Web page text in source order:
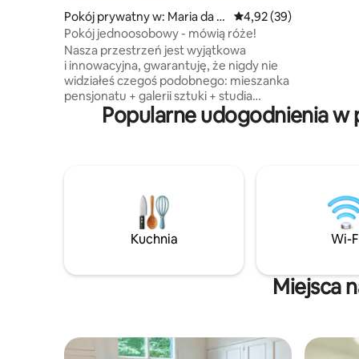
Pokój prywatny w: Maria da G
raça
Średnia ocena: 4,92 na
4,92 (39)
Pokój jednoosobowy - mówią róże!
Nasza przestrzeń jest wyjątkowa
i innowacyjna, gwarantuję, że nigdy nie
widziałeś czegoś podobnego: mieszanka
pensjonatu + galerii sztuki + studia
fotograficznego + sklepu z roślinami +
baru/bistra muzycznego. Wszyscy są tu
i bycia dobrze traktowanym w miejscu,
w którym się zatrzymuje. Jesteśmy
pierwszym obiektem noclegowym
w Brazylii, którego struktura i oferta
rodziny osób z niepełnosprawnością
domem
Rio de
Popularne udogodnienia w
Kuchnia Wi-
Miejsca